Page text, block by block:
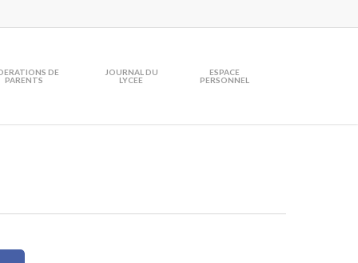
DE
PARENTS
JOURNAL DU
LYCEE
ESPACE
PERSONNEL